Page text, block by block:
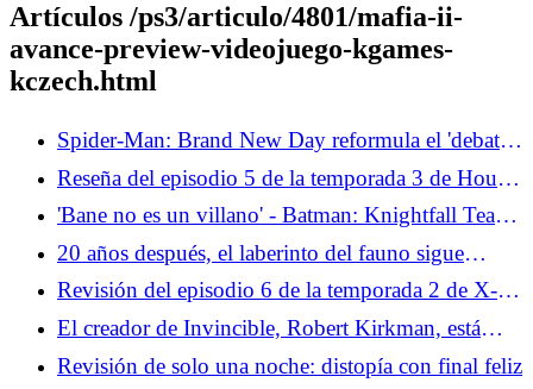
Artículos /ps3/articulo/4801/mafia-ii-
avance-preview-videojuego-kgames-
kczech.html
Spider-Man: Brand New Day reformula el 'debate'
de los fanáticos de los lanzatelarañas orgánicos de
manera irónica
Reseña del episodio 5 de la temporada 3 de House
of the Dragon: El extraño nos ofrece descanso
'Bane no es un villano' - Batman: Knightfall Team
sobre la adaptación del cómic que rompió el
murciélago
20 años después, el laberinto del fauno sigue
reflejando la realidad que quieres ver
Revisión del episodio 6 de la temporada 2 de X-
Men '97: Los peligros de la evolución
El creador de Invincible, Robert Kirkman, está
intentando "eliminar lo aburrido" de los cómics
Revisión de solo una noche: distopía con final feliz